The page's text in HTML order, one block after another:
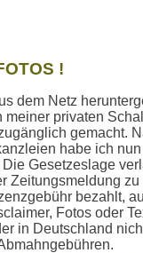
!
dem Netz
privaten
gemacht.
habe ich
Gesetzeslage
Zeitungsmeldung
bezahlt,
Fotos oder
in Deutschland